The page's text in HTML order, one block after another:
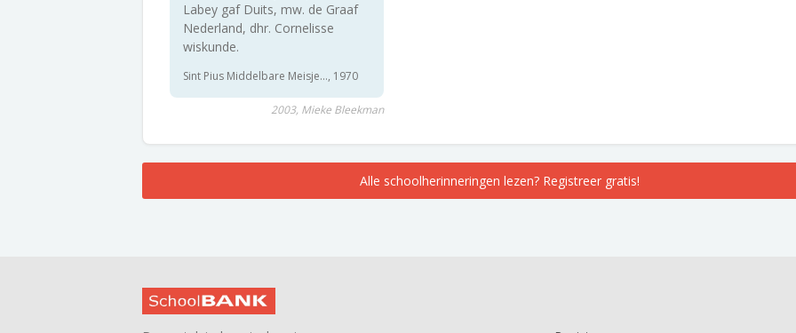
Labey gaf Duits, mw. de Graaf
Nederland, dhr. Cornelisse
wiskunde.
Sint Pius Middelbare Meisje..., 1970
2003, Mieke Bleekman
Alle schoolherinneringen lezen? Registreer gratis!